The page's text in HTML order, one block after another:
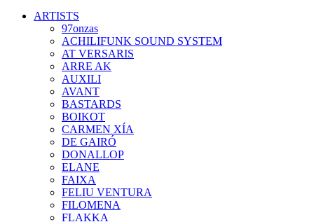
ARTISTS
97onzas
ACHILIFUNK SOUND SYSTEM
AT VERSARIS
ARRE AK
AUXILI
AVANT
BASTARDS
BOIKOT
CARMEN XÍA
DE GAIRÓ
DONALLOP
ELANE
FAIXA
FELIU VENTURA
FILOMENA
FLAKKA